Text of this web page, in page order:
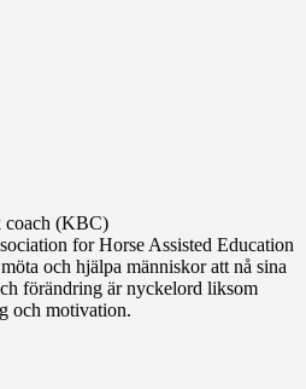
coach (KBC)
for Horse Assisted Education
och hjälpa människor att nå sina
förändring är nyckelord liksom
och motivation.